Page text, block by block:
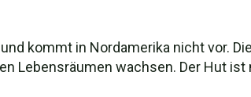
kommt in Nordamerika nicht vor. Die
Lebensräumen wachsen. Der Hut ist